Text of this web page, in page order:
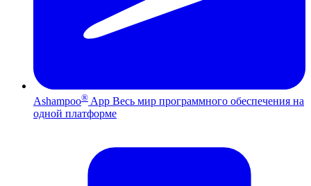
Ashampoo® App Весь мир программного обеспечения на
одной платформе